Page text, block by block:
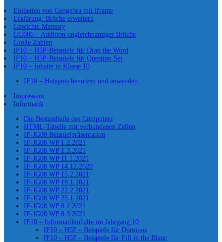
Einbetten von Geogebra mit iframe
Erklärung: Brüche erweitern
Gewichts-Memory
GG006 – Addition ungleichnamiger Brüche
Große Zahlen
IF10 – H5P-Beispiele für Drag the Word
IF10 – H5P-Beispiele für Question Set
IF10 – Inhalte in Klasse 10
IF10 – Hotspots benutzen und anwenden
Impressum
Informatik
Die Bestandteile des Computers
HTML-Tabelle mit verbundenen Zellen
IF-JG08 Beispielpräsentation
IF-JG08 WP 1.2.2021
IF-JG08 WP 1.3.2021
IF-JG08 WP 11.1.2021
IF-JG08 WP 14.12.2020
IF-JG08 WP 15.2.2021
IF-JG08 WP 18.1.2021
IF-JG08 WP 22.2.2021
IF-JG08 WP 25.1.2021
IF-JG08 WP 8.2.2021
IF-JG08 WP 8.3.2021
IF10 – Informatikinhalte im Jahrgang 10
IF10 – H5P – Beispiele für Dominos
IF10 – H5P – Beispiele für Fill in the Blanc